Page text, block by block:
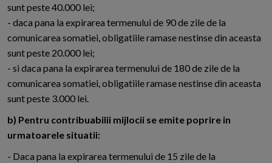
sunt peste 40.000 lei;
- daca pana la expirarea termenului de 90 de zile de la
comunicarea somatiei, obligatiile ramase nestinse din aceasta
sunt peste 20.000 lei;
- si daca pana la expirarea termenului de 180 de zile de la
comunicarea somatiei, obligatiile ramase nestinse din aceasta
sunt peste 3.000 lei.
b) Pentru contribuabilii mijlocii se emite poprire in
urmatoarele situatii:
- Daca pana la expirarea termenului de 15 zile de la